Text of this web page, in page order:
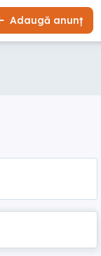
Adaugă anunț